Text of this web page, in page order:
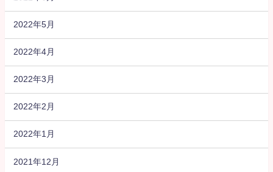
2022年5月
2022年4月
2022年3月
2022年2月
2022年1月
2021年12月